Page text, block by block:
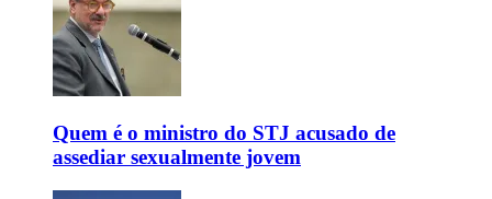
Quem é o ministro do STJ acusado de
assediar sexualmente jovem